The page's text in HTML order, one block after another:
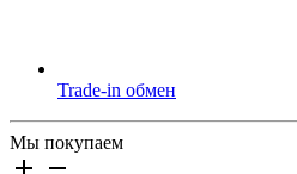
Trade-in обмен
Мы покупаем